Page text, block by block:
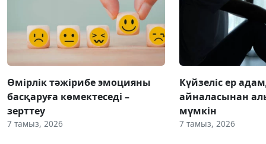
Өмірлік тәжірибе эмоцияны
басқаруға көмектеседі –
зерттеу
7 тамыз, 2026
Күйзеліс ер
айналасынан
мүмкін
7 тамыз, 2026